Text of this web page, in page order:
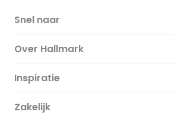
Snel naar
Over Hallmark
Over ons
Duurzaamheid
Inspiratie
Magazine
Zakelijk